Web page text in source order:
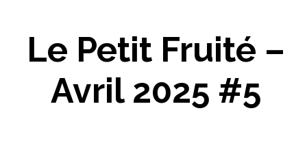
Le Petit Fruité –
Avril 2025 #5